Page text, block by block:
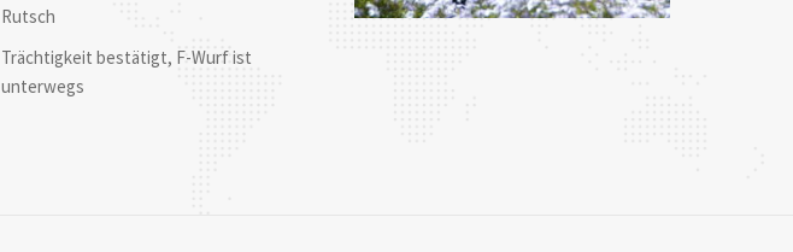
Rutsch
Trächtigkeit bestätigt, F-Wurf ist
unterwegs